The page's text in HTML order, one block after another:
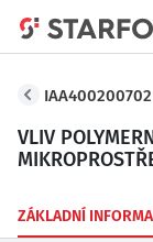
IAA400200702
VLIV
ZÁKLADNÍ